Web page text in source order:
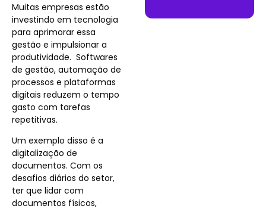
Muitas empresas estão
investindo em tecnologia
para aprimorar essa
gestão e impulsionar a
produtividade. Softwares
de gestão, automação de
processos e plataformas
digitais reduzem o tempo
gasto com tarefas
repetitivas.
Um exemplo disso é a
digitalização de
documentos. Com os
desafios diários do setor,
ter que lidar com
documentos físicos,